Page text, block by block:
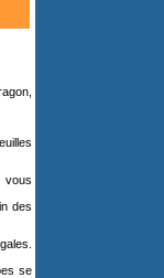
vous
des
se